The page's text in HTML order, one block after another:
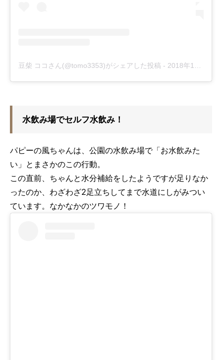
豆柴 ココさん(@tomo3353)がシェアした投稿 - 2018年10月月2日午後9時38分PDT
水飲み場でセルフ水飲み！
パピーの風ちゃんは、公園の水飲み場で「お水飲みた
い」とまさかのこの行動。
この直前、ちゃんと水分補給をしたようですが足りなか
ったのか、わざわざ2足立ちしてまで水道にしがみつい
ています。なかなかのツワモノ！